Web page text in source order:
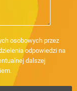
osobowych przez
odpowiedzi na
dalszej